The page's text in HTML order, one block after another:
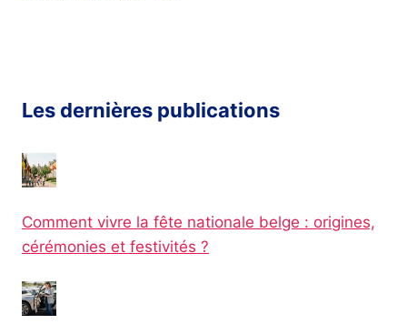
Les dernières publications
Comment vivre la fête nationale belge : origines,
cérémonies et festivités ?